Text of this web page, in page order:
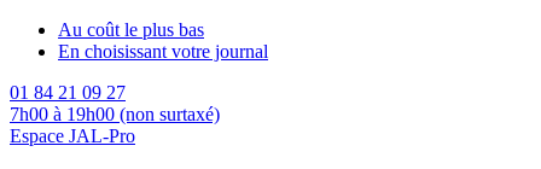
Au coût le plus bas
En choisissant votre journal
01 84 21 09 27
7h00 à 19h00 (non surtaxé)
Espace JAL-Pro